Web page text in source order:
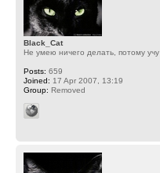
Black_Cat
Не умею ничего делать, потому учу
Posts: 659
Joined: 17 Apr 2007, 13:19
Group: Removed